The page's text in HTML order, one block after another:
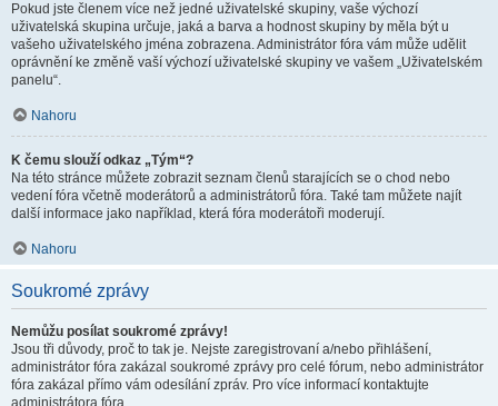
Pokud jste členem více než jedné uživatelské skupiny, vaše výchozí
uživatelská skupina určuje, jaká a barva a hodnost skupiny by měla být u
vašeho uživatelského jména zobrazena. Administrátor fóra vám může udělit
oprávnění ke změně vaší výchozí uživatelské skupiny ve vašem „Uživatelském
panelu“.
Nahoru
K čemu slouží odkaz „Tým“?
Na této stránce můžete zobrazit seznam členů starajících se o chod nebo
vedení fóra včetně moderátorů a administrátorů fóra. Také tam můžete najít
další informace jako například, která fóra moderátoři moderují.
Nahoru
Soukromé zprávy
Nemůžu posílat soukromé zprávy!
Jsou tři důvody, proč to tak je. Nejste zaregistrovaní a/nebo přihlášení,
administrátor fóra zakázal soukromé zprávy pro celé fórum, nebo administrátor
fóra zakázal přímo vám odesílání zpráv. Pro více informací kontaktujte
administrátora fóra.